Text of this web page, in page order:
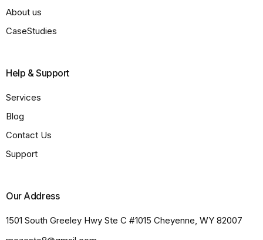
About us
CaseStudies
Help & Support
Services
Blog
Contact Us
Support
Our Address
1501 South Greeley Hwy Ste C #1015 Cheyenne, WY 82007